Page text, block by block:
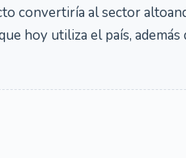
convertiría al sector
hoy utiliza el país,